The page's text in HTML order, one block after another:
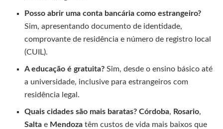
Posso abrir uma conta bancária como estrangeiro?
Sim, apresentando documento de identidade,
comprovante de residência e número de registro local
(CUIL).
A educação é gratuita? Sim, desde o ensino básico até
a universidade, inclusive para estrangeiros com
residência legal.
Quais cidades são mais baratas? Córdoba, Rosario,
Salta e Mendoza têm custos de vida mais baixos que